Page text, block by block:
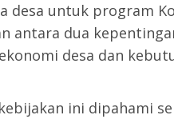
desa untuk program
antara dua
desa dan
ini dipahami